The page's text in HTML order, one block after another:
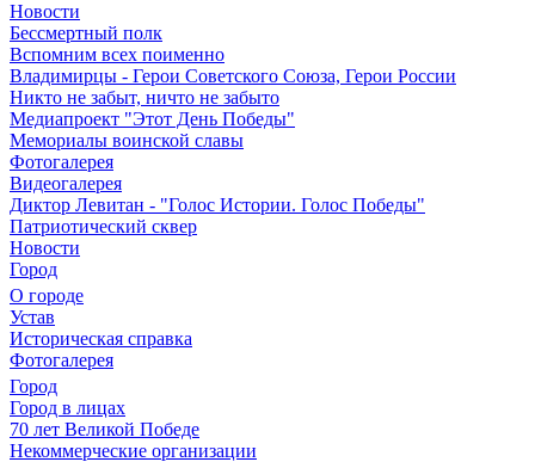
Новости
Бессмертный полк
Вспомним всех поименно
Владимирцы - Герои Советского Союза, Герои России
Никто не забыт, ничто не забыто
Медиапроект "Этот День Победы"
Мемориалы воинской славы
Фотогалерея
Видеогалерея
Диктор Левитан - "Голос Истории. Голос Победы"
Патриотический сквер
Новости
Город
О городе
Устав
Историческая справка
Фотогалерея
Город
Город в лицах
70 лет Великой Победе
Некоммерческие организации